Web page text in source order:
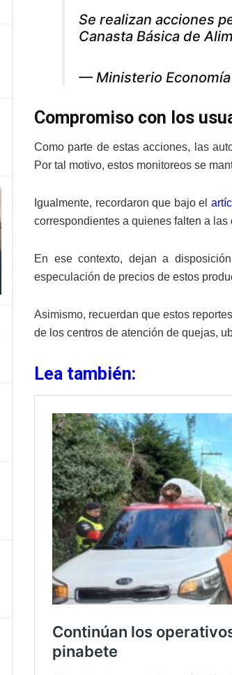
Se realizan acciones
Canasta Básica de
— Ministerio Economía
Compromiso con los
Como parte de estas acciones, las
Por tal motivo, estos monitoreos se
Igualmente, recordaron que bajo el
correspondientes a quienes falten a
En ese contexto, dejan a
especulación de precios de estos
Asimismo, recuerdan que estos
de los centros de atención de quejas,
Lea también: